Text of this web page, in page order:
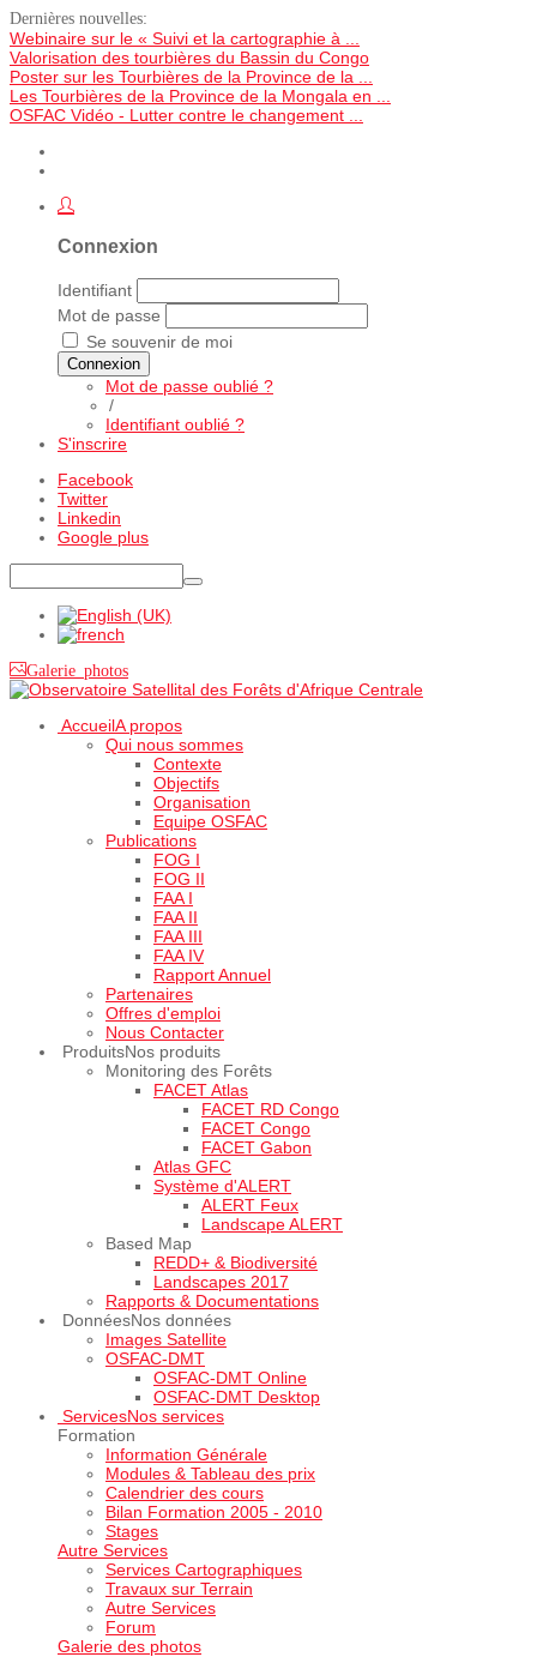
Dernières nouvelles:
Webinaire sur le « Suivi et la cartographie à ...
Valorisation des tourbières du Bassin du Congo
Poster sur les Tourbières de la Province de la ...
Les Tourbières de la Province de la Mongala en ...
OSFAC Vidéo - Lutter contre le changement ...
Connexion
Identifiant
Mot de passe
Se souvenir de moi
Connexion
Mot de passe oublié ?
/
Identifiant oublié ?
S'inscrire
Facebook
Twitter
Linkedin
Google plus
Galerie photos
AccueilA propos
Qui nous sommes
Contexte
Objectifs
Organisation
Equipe OSFAC
Publications
FOG I
FOG II
FAA I
FAA II
FAA III
FAA IV
Rapport Annuel
Partenaires
Offres d'emploi
Nous Contacter
ProduitsNos produits
Monitoring des Forêts
FACET Atlas
FACET RD Congo
FACET Congo
FACET Gabon
Atlas GFC
Système d'ALERT
ALERT Feux
Landscape ALERT
Based Map
REDD+ & Biodiversité
Landscapes 2017
Rapports & Documentations
DonnéesNos données
Images Satellite
OSFAC-DMT
OSFAC-DMT Online
OSFAC-DMT Desktop
ServicesNos services
Formation
Information Générale
Modules & Tableau des prix
Calendrier des cours
Bilan Formation 2005 - 2010
Stages
Autre Services
Services Cartographiques
Travaux sur Terrain
Autre Services
Forum
Galerie des photos